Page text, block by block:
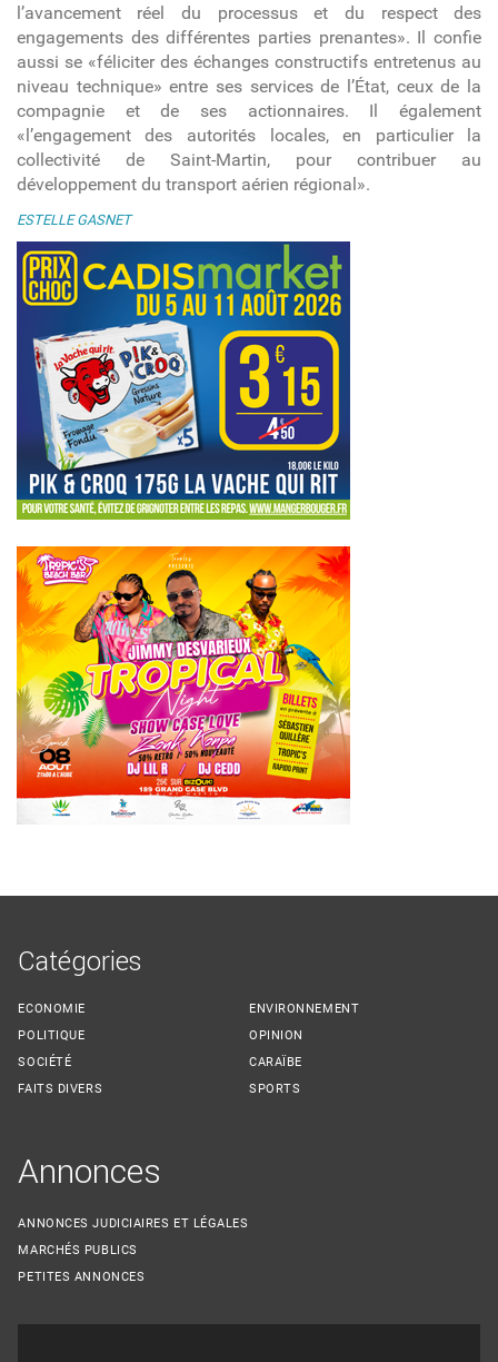
l’avancement réel du processus et du respect des
engagements des différentes parties prenantes». Il confie
aussi se «féliciter des échanges constructifs entretenus au
niveau technique» entre ses services de l’État, ceux de la
compagnie et de ses actionnaires. Il également
«l’engagement des autorités locales, en particulier la
collectivité de Saint-Martin, pour contribuer au
développement du transport aérien régional».
ESTELLE GASNET
Catégories
ECONOMIE
POLITIQUE
SOCIÉTÉ
FAITS DIVERS
ENVIRONNEMENT
OPINION
CARAÏBE
SPORTS
Annonces
ANNONCES JUDICIAIRES ET LÉGALES
MARCHÉS PUBLICS
PETITES ANNONCES